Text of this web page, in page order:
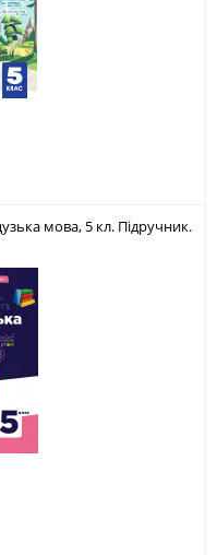
мова, 5 кл. Підручник.